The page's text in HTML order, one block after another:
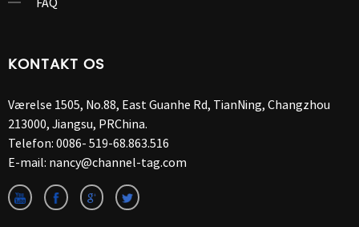
KONTAKT OS
Værelse 1505, No.88, East Guanhe Rd, TianNing, Changzhou
213000, Jiangsu, PRChina.
Telefon: 0086- 519-68.863.516
E-mail: nancy@channel-tag.com